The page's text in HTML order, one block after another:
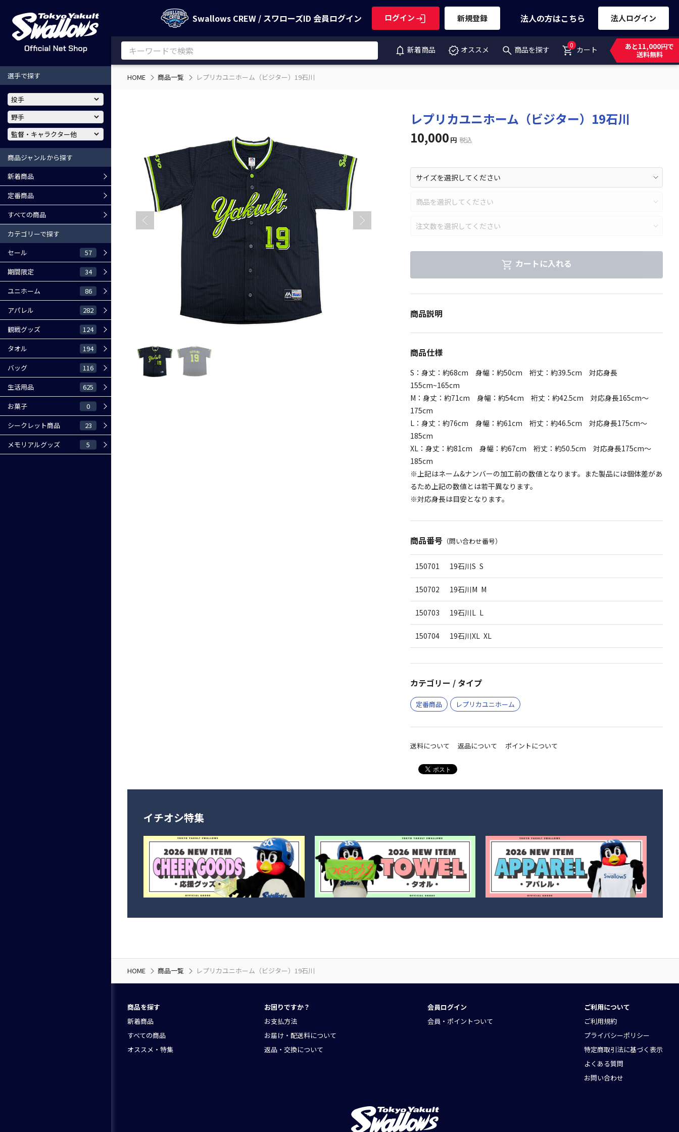
Swallows CREW / スワローズID 会員ログイン ログイン 新規登録 法人の方はこちら 法人ログイン
新着商品 オススメ 商品を探す 0 カート
あと11,000円で
送料無料
選手で探す
商品ジャンルから探す
新着商品
定番商品
すべての商品
カテゴリーで探す
セール
57
期間限定 34
ユニホーム 86
アパレル 282
観戦グッズ 124
タオル 194
バッグ 116
生活用品 625
お菓子 0
シークレット商品 23
メモリアルグッズ 5
HOME 商品一覧 レプリカユニホーム（ビジター）19石川
レプリカユニホーム（ビジター）19石川
10,000 円 税込
カートに入れる
商品説明
商品仕様
S：身丈：約68cm 身幅：約50cm 裄丈：約39.5cm 対応身長
155cm~165cm
M：身丈：約71cm 身幅：約54cm 裄丈：約42.5cm 対応身長165cm～
175cm
L：身丈：約76cm 身幅：約61cm 裄丈：約46.5cm 対応身長175cm～
185cm
XL：身丈：約81cm 身幅：約67cm 裄丈：約50.5cm 対応身長175cm～
185cm
※上記はネーム&ナンバーの加工前の数値となります。また製品には個体差があ
るため上記の数値とは若干異なります。
※対応身長は目安となります。
商品番号 （問い合わせ番号）
150701 19石川S S
150702 19石川M M
150703 19石川L L
150704 19石川XL XL
カテゴリー / タイプ
定番商品 レプリカユニホーム
送料について 返品について ポイントについて
イチオシ特集
HOME 商品一覧 レプリカユニホーム（ビジター）19石川
商品を探す
新着商品
すべての商品
オススメ・特集
お困りですか？
お支払方法
お届け・配送料について
返品・交換について
会員ログイン
会員・ポイントついて
ご利用について
ご利用規約
プライバシーポリシー
特定商取引法に基づく表示
よくある質問
お問い合わせ